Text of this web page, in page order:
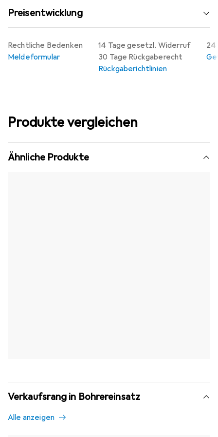
Preisentwicklung
14 Tage gesetzl. Widerruf
30 Tage Rückgaberecht
Rückgaberichtlinien
24
Rechtliche Bedenken
Meldeformular
Produkte vergleichen
Ähnliche Produkte
Verkaufsrang in Bohrereinsatz
Alle anzeigen